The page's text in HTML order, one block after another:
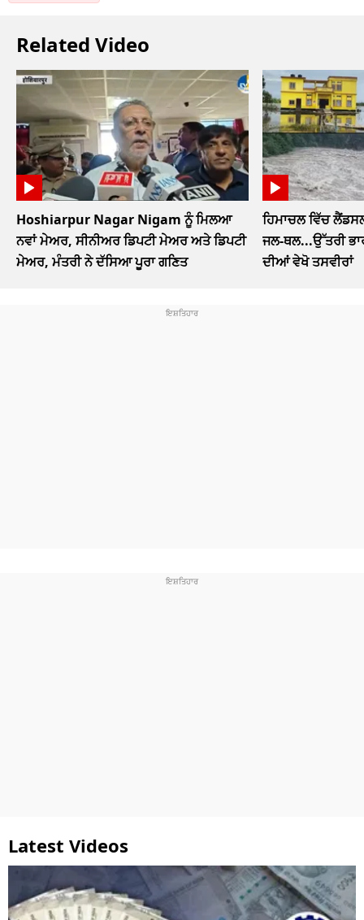
Related Video
Hoshiarpur Nagar Nigam ਨੂੰ ਮਿਲਆ
ਨਵਾਂ ਮੇਅਰ, ਸੀਨੀਅਰ ਡਿਪਟੀ ਮੇਅਰ ਅਤੇ ਡਿਪਟੀ
ਮੇਅਰ, ਮੰਤਰੀ ਨੇ ਦੱਸਿਆ ਪੂਰਾ ਗਣਿਤ
ਹਿਮਾਚਲ ਵਿੱਚ
ਜਲ-ਥਲ...ਉੱਤਰੀ
ਦੀਆਂ ਵੇਖੋ ਤਸਵੀਰਾਂ
Latest Videos